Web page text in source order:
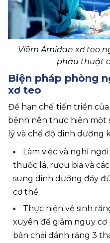
Viêm Amidan xơ teo
phẫu thuật
Biện pháp phòng
xơ teo
Để hạn chế tiến triển
bệnh nên thực hiện một
lý và chế độ dinh dưỡng
Làm việc và nghỉ
thuốc lá, rượu bia và
sung dinh dưỡng đầy
cơ thể.
Thực hiện vệ sinh
xuyên để giảm nguy
bàn chải đánh răng 3